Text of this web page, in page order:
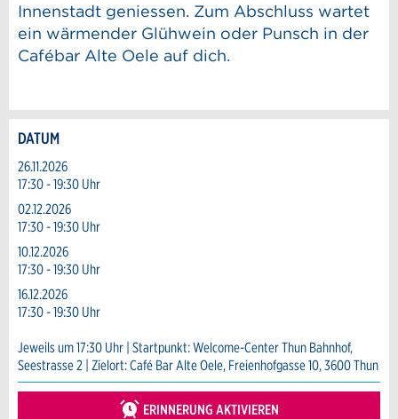
Innenstadt geniessen. Zum Abschluss wartet
ein wärmender Glühwein oder Punsch in der
Cafébar Alte Oele auf dich.
Anzeige beanstanden
Ihr Feedback wird sehr geschätzt!
Allgemeines Feedback
Anzeige nicht mehr gültig
Anzeige unvollständig
Anzeige weiterempfehlen
Empfehlen Sie diese Anzeige an Freunde
weiter.
Reservation
Veranstaltungsdatum *:
Anzahl der Teilnehmer *:
Firma / Organisation:
DATUM
26.11.2026
17:30 - 19:30 Uhr
02.12.2026
17:30 - 19:30 Uhr
10.12.2026
17:30 - 19:30 Uhr
16.12.2026
17:30 - 19:30 Uhr
Jeweils um 17:30 Uhr | Startpunkt: Welcome-Center Thun Bahnhof,
Seestrasse 2 | Zielort: Café Bar Alte Oele, Freienhofgasse 10, 3600 Thun
ERINNERUNG AKTIVIEREN